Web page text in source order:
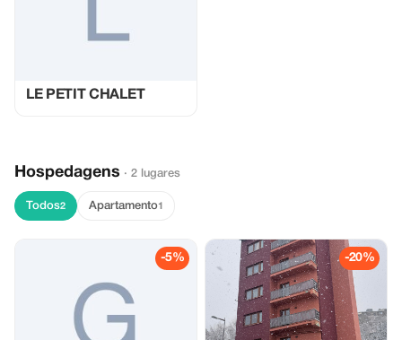
LE PETIT CHALET
Hospedagens · 2 lugares
Todos2 Apartamento1
-5% -20%